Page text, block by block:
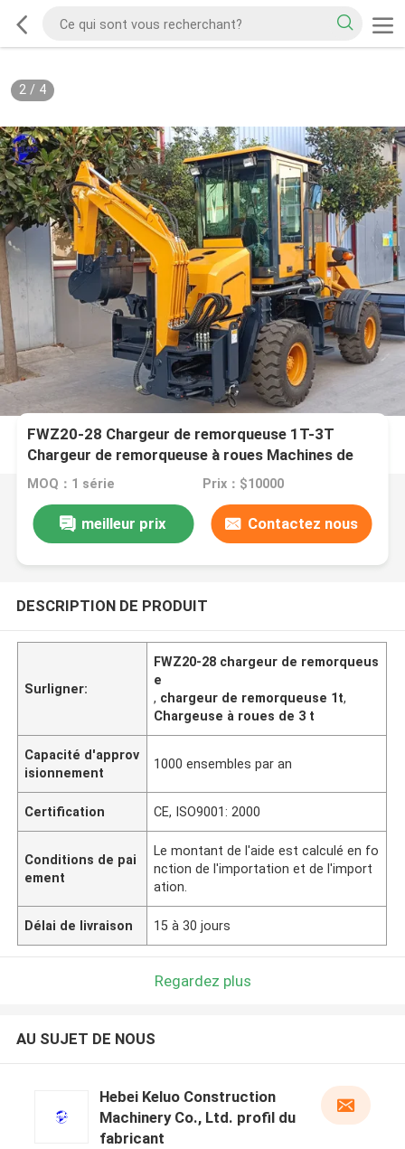
2/ 4
FWZ20-28 Chargeur de remorqueuse 1T-3T
Chargeur de remorqueuse à roues Machines de
construction
MOQ：1 série Prix：$10000
meilleur prix Contactez nous
DESCRIPTION DE PRODUIT
Surligner:
FWZ20-28 chargeur de remorqueus
e
, chargeur de remorqueuse 1t,
Chargeuse à roues de 3 t
Capacité d'approv
isionnement
1000 ensembles par an
Certification CE, ISO9001: 2000
Conditions de pai
ement
Le montant de l'aide est calculé en fo
nction de l'importation et de l'import
ation.
Délai de livraison 15 à 30 jours
Regardez plus
AU SUJET DE NOUS
Hebei Keluo Construction
Machinery Co., Ltd. profil du
fabricant